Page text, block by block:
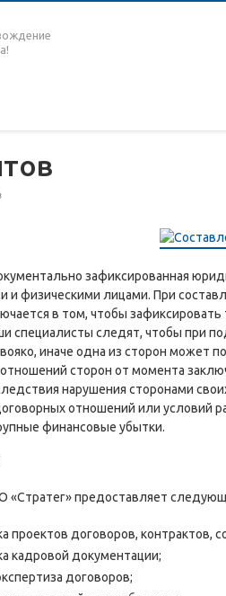
зафиксированная
и физическими лицами. При
в том, чтобы
специалисты следят, чтобы при
иначе одна из сторон может
сторон от момента
нарушения сторонами
отношений или условий
финансовые убытки.
«Стратег» предоставляет
проектов договоров, контрактов,
кадровой документации;
договоров;